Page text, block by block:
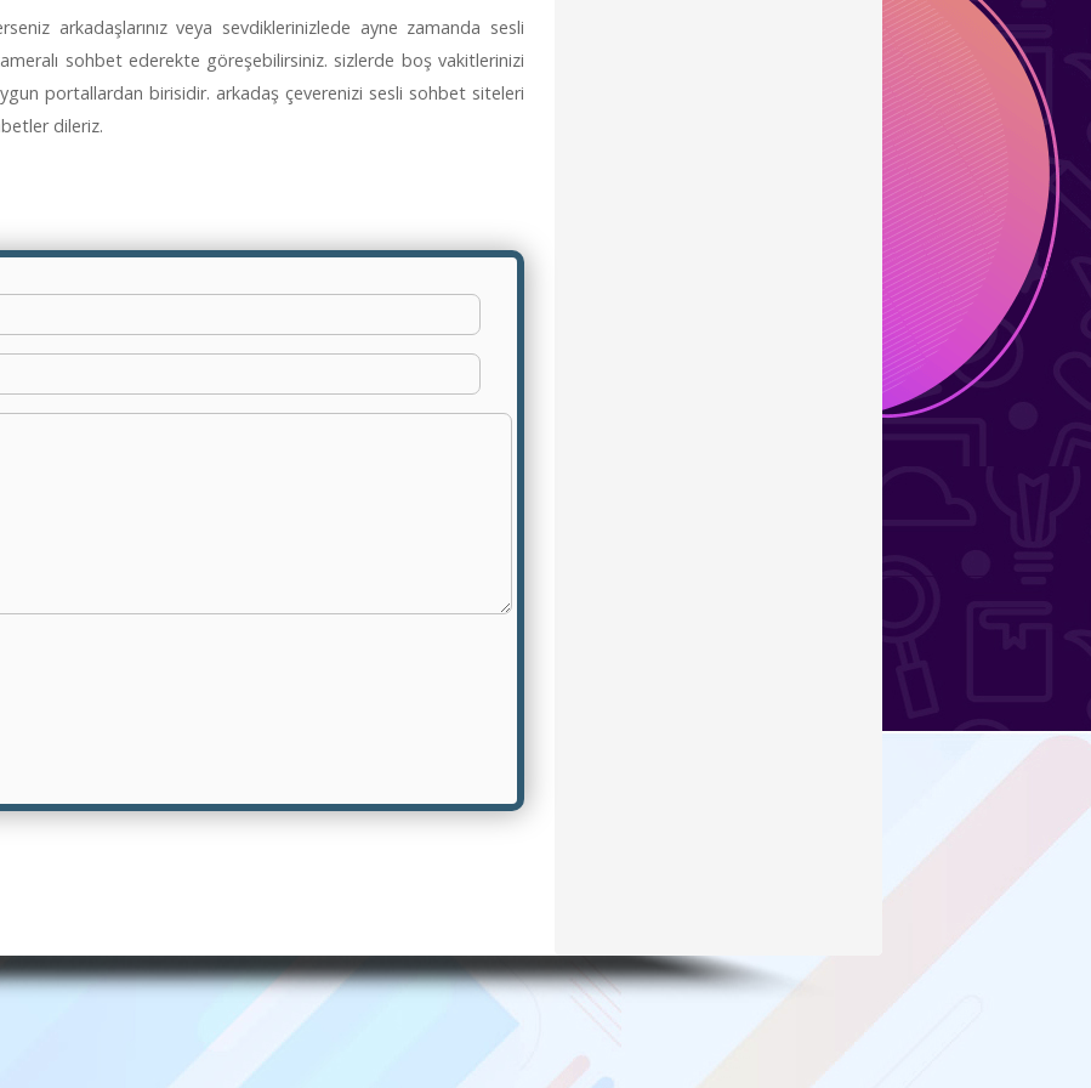
arkadaşlarınız veya sevdiklerinizlede ayne zamanda sesli
sohbet ederekte göreşebilirsiniz. sizlerde boş vakitlerinizi
portallardan birisidir. arkadaş çeverenizi sesli sohbet siteleri
dileriz.